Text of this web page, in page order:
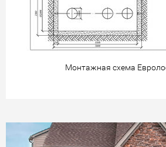
Монтажная схема